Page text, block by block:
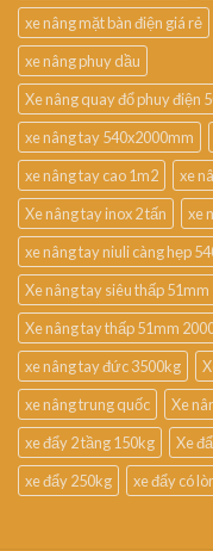
xe nâng mặt bàn điện giá rẻ
xe nâng phuy dầu
Xe nâng quay đổ phuy điện
xe nâng tay 540x2000mm
xe nâng tay cao 1m2
xe
Xe nâng tay inox 2 tấn
xe
xe nâng tay niuli càng hẹp
Xe nâng tay siêu thấp
Xe nâng tay thấp 51mm
xe nâng tay đức 3500kg
xe nâng trung quốc
Xe
xe đẩy 2 tầng 150kg
Xe
xe đẩy 250kg
xe đẩy có